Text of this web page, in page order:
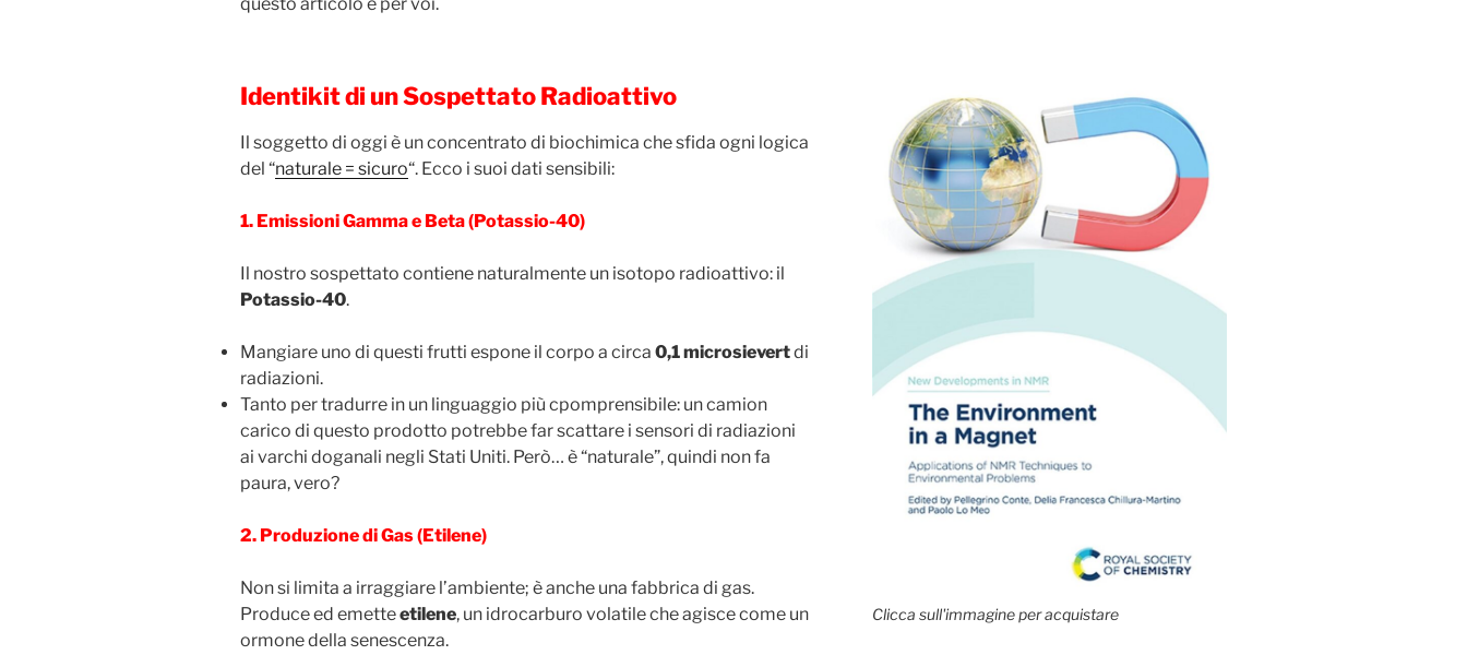
Identikit di un Sospettato Radioattivo
Il soggetto di oggi è un concentrato di biochimica che sfida ogni logica
del “naturale = sicuro“. Ecco i suoi dati sensibili:
1. Emissioni Gamma e Beta (Potassio-40)
Il nostro sospettato contiene naturalmente un isotopo radioattivo: il
Potassio-40.
Mangiare uno di questi frutti espone il corpo a circa 0,1 microsievertdi
radiazioni.
Tanto per tradurre in un linguaggio più cpomprensibile: un camion
carico di questo prodotto potrebbe far scattare i sensori di radiazioni
ai varchi doganali negli Stati Uniti. Però… è “naturale”, quindi non fa
paura, vero?
2. Produzione di Gas (Etilene)
Non si limita a irraggiare l’ambiente; è anche una fabbrica di gas.
Produce ed emetteetilene, un idrocarburo volatile che agisce come un
ormone della senescenza.
Clicca sull'immagine per acquistare